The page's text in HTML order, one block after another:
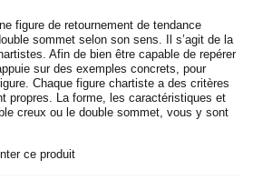
STOXX
figure de retournement de tendance
sommet selon son sens. Il s’agit de la
Afin de bien être capable de repérer
sur des exemples concrets, pour
Chaque figure chartiste a des critères
propres. La forme, les caractéristiques et
creux ou le double sommet, vous y sont
ce produit